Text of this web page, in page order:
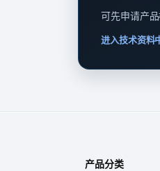
可先申请产
进入技术资料
产品分类